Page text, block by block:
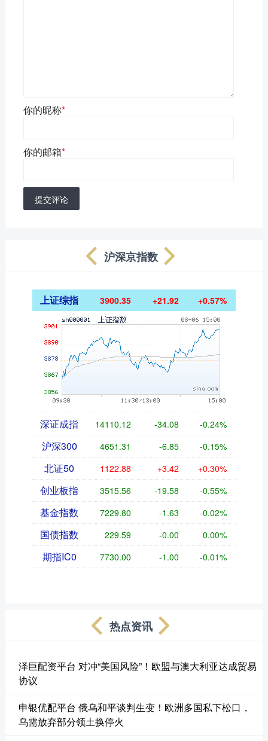
你的昵称*
你的邮箱*
提交评论
沪深京指数
上证综指 3900.35 +21.92 +0.57%
深证成指 14110.12 -34.08 -0.24%
沪深300 4651.31 -6.85 -0.15%
北证50 1122.88 +3.42 +0.30%
创业板指 3515.56 -19.58 -0.55%
基金指数 7229.80 -1.63 -0.02%
国债指数 229.59 -0.00 0.00%
期指IC0 7730.00 -1.00 -0.01%
热点资讯
泽巨配资平台 对冲“美国风险”！欧盟与澳大利亚达成贸易
协议
申银优配平台 俄乌和平谈判生变！欧洲多国私下松口，
乌需放弃部分领土换停火